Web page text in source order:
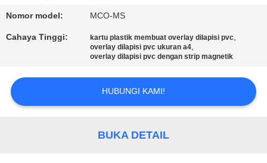
HUBUNGI
KAMI
PERMINTAAN
PENAWARAN
Nomor model: MCO-MS
Cahaya Tinggi: kartu plastik membuat overlay dilapisi pvc,
overlay dilapisi pvc ukuran a4,
overlay dilapisi pvc dengan strip magnetik
HUBUNGI KAMI!
BUKA DETAIL